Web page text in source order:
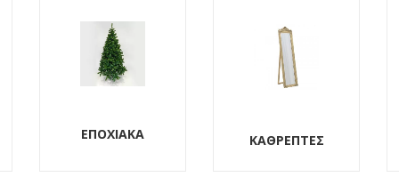
ΚΑΘΡΕΠΤΕΣ ΟΙΚΙΑΚΑ